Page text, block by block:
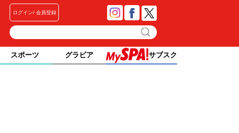
ログイン 会員登録
スポーツ グラビア サブスク